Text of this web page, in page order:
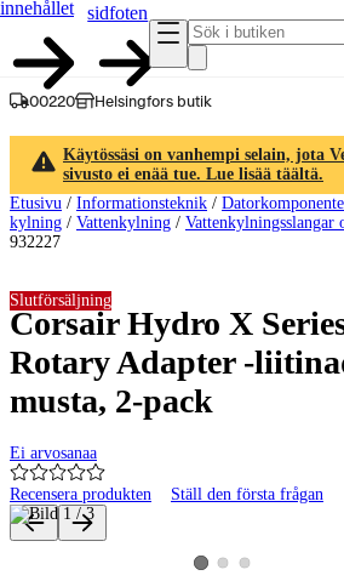
innehållet
sidfoten
00220 Helsingfors butik
Käytössäsi on vanhempi selain, jota
sivusto ei enää tue. Lue lisää täältä.
Etusivu / Informationsteknik /
kylning / Vattenkylning / Vattenkylningsslangar
932227
Corsair Hydro X
Rotary Adapter -
musta, 2-pack
Ei arvosanaa
Recensera produkten Ställ den första frågan
Slutförsäljning
Produktbilder och videor
Visa produktbild 1
Visa produktbild 2
Visa produktbild 3